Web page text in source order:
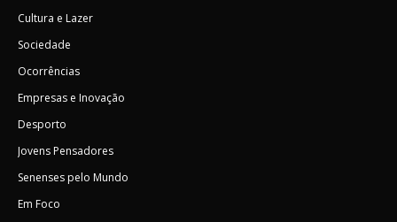
Cultura e Lazer
Sociedade
Ocorrências
Empresas e Inovação
Desporto
Jovens Pensadores
Senenses pelo Mundo
Em Foco